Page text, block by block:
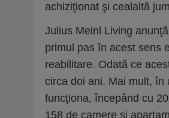
achiziţionat şi cealaltă
Julius Meinl Living
primul pas în acest sens
reabilitare. Odată ce
circa doi ani. Mai mult, în
funcţiona, începând cu
158 de camere şi